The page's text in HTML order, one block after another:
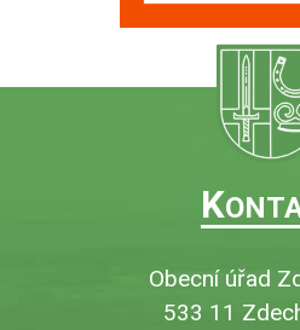
K
Obecní úřad
533 11